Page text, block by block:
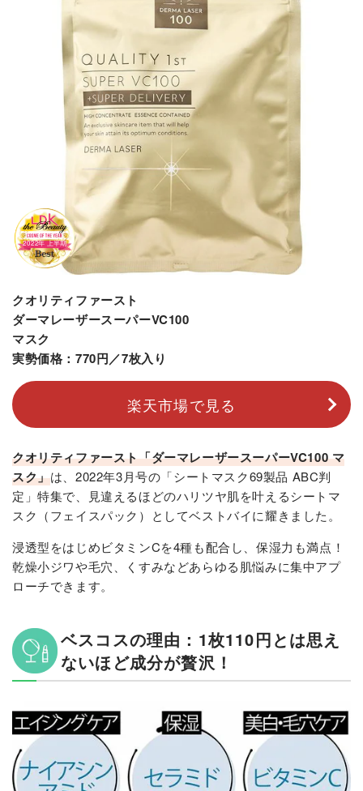
クオリティファースト
ダーマレーザースーパーVC100
マスク
実勢価格：770円／7枚入り
楽天市場で見る
クオリティファースト「ダーマレーザースーパーVC100 マ
スク」は、2022年3月号の「シートマスク69製品 ABC判
定」特集で、見違えるほどのハリツヤ肌を叶えるシートマ
スク（フェイスパック）としてベストバイに耀きました。
浸透型をはじめビタミンCを4種も配合し、保湿力も満点！
乾燥小ジワや毛穴、くすみなどあらゆる肌悩みに集中アプ
ローチできます。
ベスコスの理由：1枚110円とは思え
ないほど成分が贅沢！